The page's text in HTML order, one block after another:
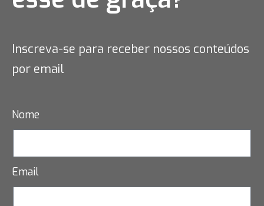
Inscreva-se para receber nossos conteúdos
por email
Nome
Email